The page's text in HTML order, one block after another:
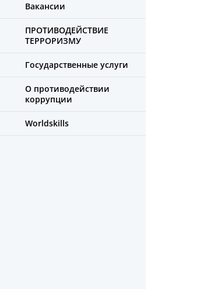
Вакансии
ПРОТИВОДЕЙСТВИЕ
ТЕРРОРИЗМУ
Государственные услуги
О противодействии
коррупции
Worldskills